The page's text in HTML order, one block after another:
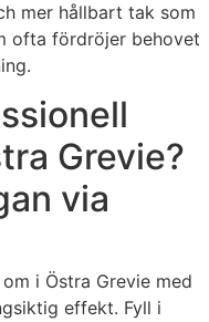
mer hållbart tak som
ofta fördröjer behovet
Grevie?
via
i Östra Grevie med
effekt. Fyll i